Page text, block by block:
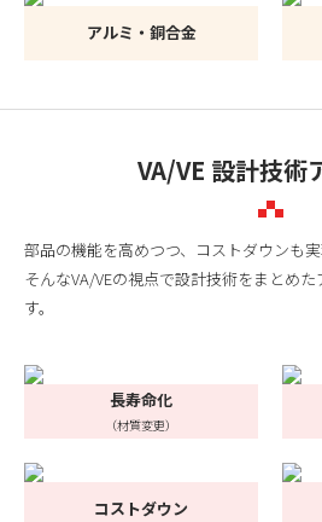
アルミ・銅合金
VA/VE 設計技術
部品の機能を高めつつ、コストダウンも実
そんなVA/VEの視点で設計技術をまとめ
す。
長寿命化
（材質変更）
コストダウン